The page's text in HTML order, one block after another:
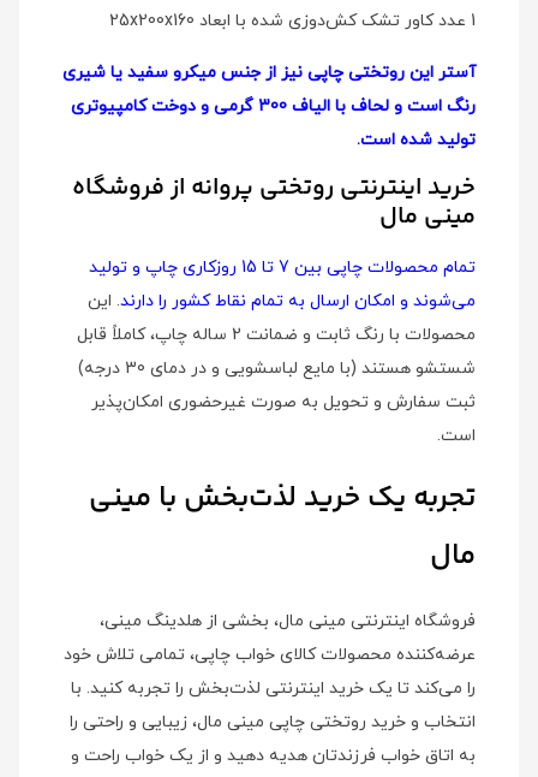
1 عدد کاور تشک کش‌دوزی شده با ابعاد 25x200x160
آستر این روتختی چاپی نیز از جنس میکرو سفید یا شیری
رنگ است و لحاف با الیاف 300 گرمی و دوخت کامپیوتری
تولید شده است.
خرید اینترنتی روتختی پروانه از فروشگاه
مینی مال
تمام محصولات چاپی بین 7 تا 15 روزکاری چاپ و تولید
می‌شوند و امکان ارسال به تمام نقاط کشور را دارند. این
محصولات با رنگ ثابت و ضمانت 2 ساله چاپ، کاملاً قابل
شستشو هستند (با مایع لباسشویی و در دمای 30 درجه)
ثبت سفارش و تحویل به صورت غیرحضوری امکان‌پذیر
است.
تجربه یک خرید لذت‌بخش با مینی
مال
فروشگاه اینترنتی مینی مال، بخشی از هلدینگ مینی،
عرضه‌کننده محصولات کالای خواب چاپی، تمامی تلاش خود
را می‌کند تا یک خرید اینترنتی لذت‌بخش را تجربه کنید. با
انتخاب و خرید روتختی چاپی مینی مال، زیبایی و راحتی را
به اتاق خواب فرزندتان هدیه دهید و از یک خواب راحت و